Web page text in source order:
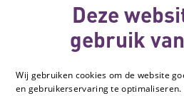
Deze
gebruik
Wij gebruiken cookies om de website
en gebruikerservaring te